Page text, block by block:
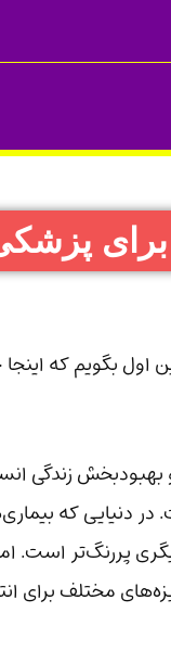
برای
اول بگویم که
زندگی
دنیایی که
پررنگ‌تر است. اما
مختلف برای